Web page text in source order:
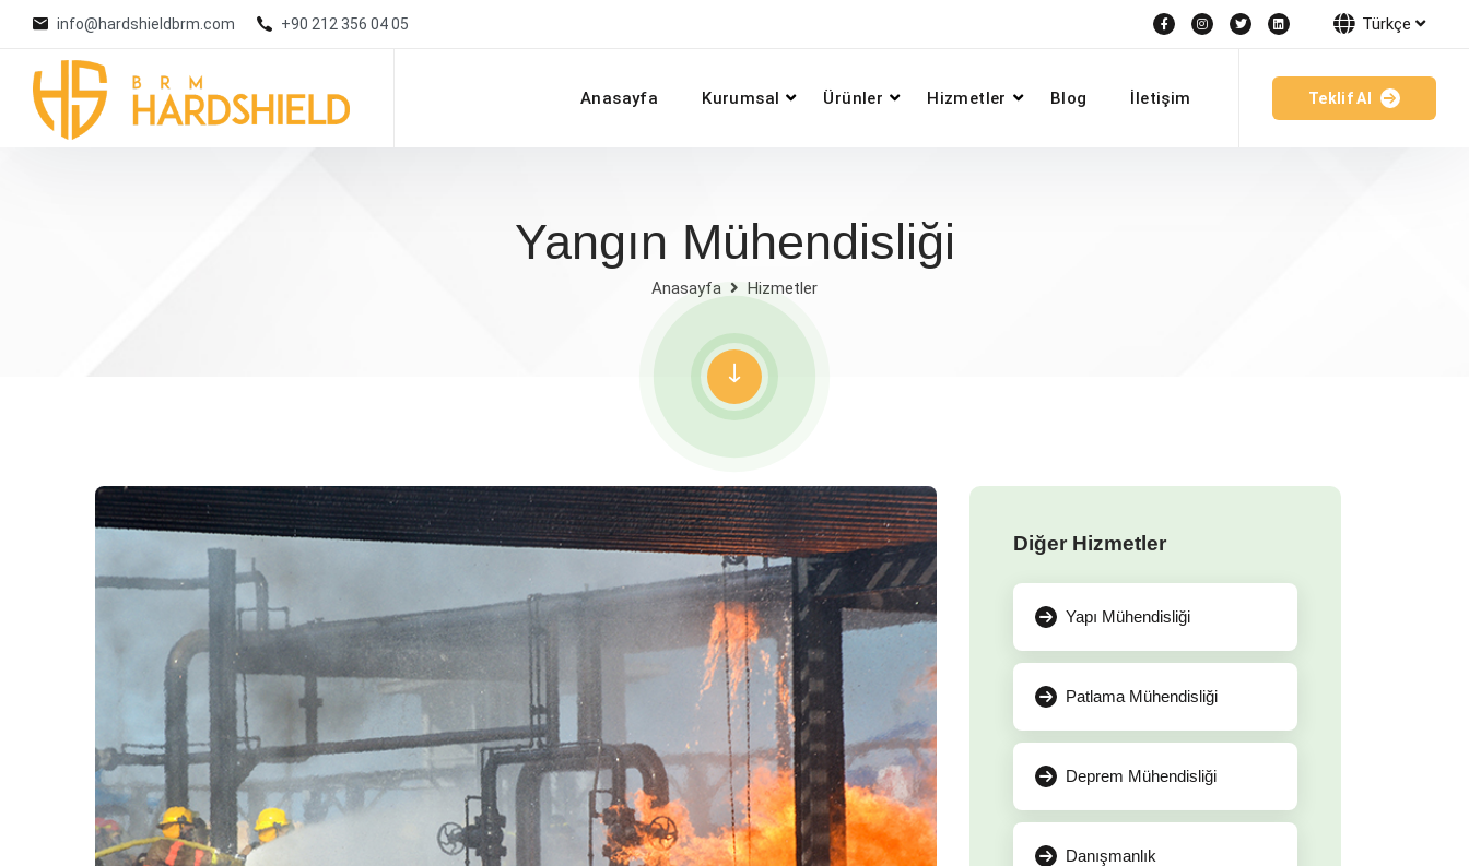
info@hardshieldbrm.com +90 212 356 04 05 Türkçe
Anasayfa Kurumsal Ürünler Hizmetler Blog İletişim Teklif Al
Yangın Mühendisliği
Anasayfa Hizmetler
Diğer Hizmetler
Yapı Mühendisliği
Patlama Mühendisliği
Deprem Mühendisliği
Danışmanlık